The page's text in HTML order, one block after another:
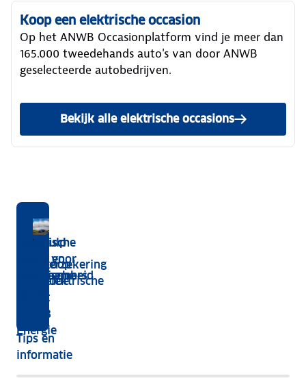
Koop een elektrische occasion
Op het ANWB Occasionplatform vind je meer dan
165.000 tweedehands auto's van door ANWB
geselecteerde autobedrijven.
Bekijk alle elektrische occasions
Bereken je maandbedrag
Goedkoop
laden doe
je met
ANWB
Energie
Elektrisch
rijden voor
ondernemers
Alles
over
techniek
onderhoud
van
elektrische
auto's
Tips en
informatie
Pechhulp
elektrische
Bereken je premie
Autoverzekering
voor elektrische
Elektrische
auto’s en
duurzaamheid